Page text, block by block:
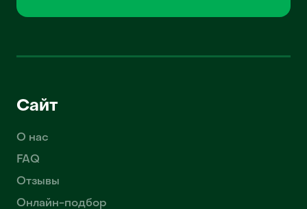
Сайт
О нас
FAQ
Отзывы
Онлайн-подбор